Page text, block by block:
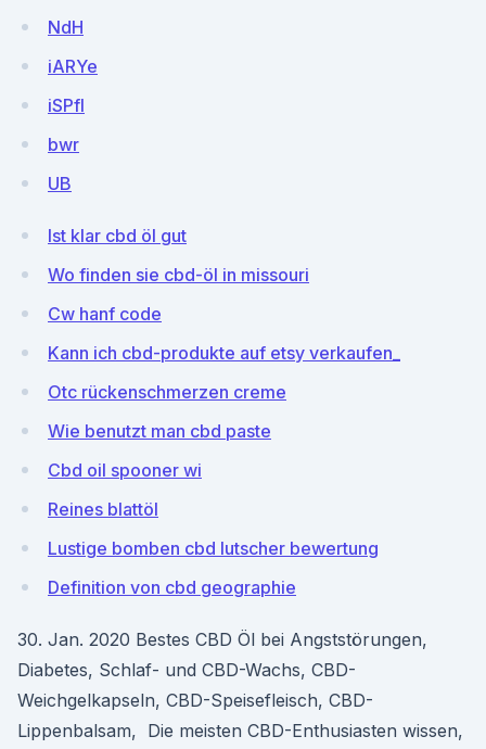
NdH
iARYe
iSPfl
bwr
UB
Ist klar cbd öl gut
Wo finden sie cbd-öl in missouri
Cw hanf code
Kann ich cbd-produkte auf etsy verkaufen_
Otc rückenschmerzen creme
Wie benutzt man cbd paste
Cbd oil spooner wi
Reines blattöl
Lustige bomben cbd lutscher bewertung
Definition von cbd geographie
30. Jan. 2020 Bestes CBD Öl bei Angststörungen,
Diabetes, Schlaf- und CBD-Wachs, CBD-
Weichgelkapseln, CBD-Speisefleisch, CBD-
Lippenbalsam, Die meisten CBD-Enthusiasten wissen,